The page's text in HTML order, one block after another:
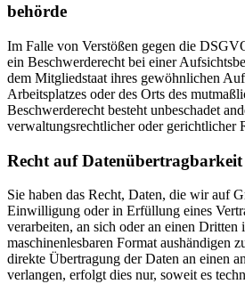
behörde
Im Falle von Verstößen gegen die
ein Beschwerderecht bei einer
dem Mitgliedstaat ihres gewöhnlichen
Arbeitsplatzes oder des Orts des
Beschwerderecht besteht unbeschadet
verwaltungsrechtlicher oder gerichtlicher
Recht auf Daten­übertrag­barkeit
Sie haben das Recht, Daten, die wir auf
Einwilligung oder in Erfüllung eines
verarbeiten, an sich oder an einen Dritten
maschinenlesbaren Format aushändigen
direkte Übertragung der Daten an einen
verlangen, erfolgt dies nur, soweit es